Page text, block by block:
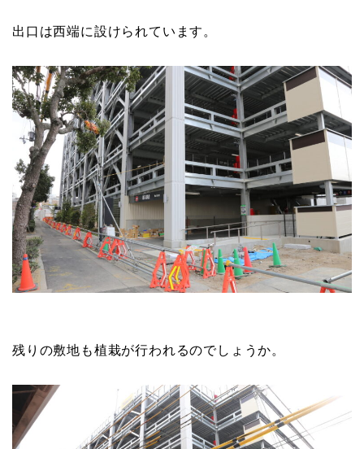
出口は西端に設けられています。
残りの敷地も植栽が行われるのでしょうか。